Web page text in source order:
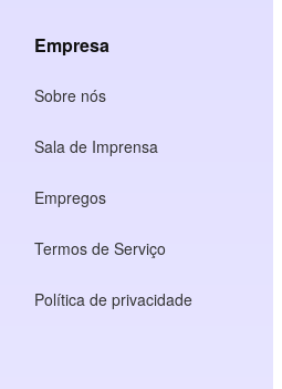
Empresa
Sobre nós
Sala de Imprensa
Empregos
Termos de Serviço
Política de privacidade